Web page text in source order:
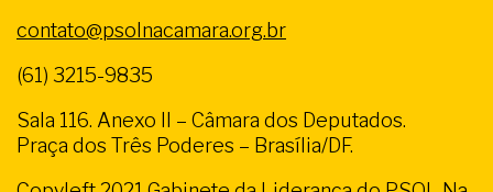
contato@psolnacamara.org.br
(61) 3215-9835
Sala 116. Anexo II – Câmara dos Deputados.
Praça dos Três Poderes – Brasília/DF.